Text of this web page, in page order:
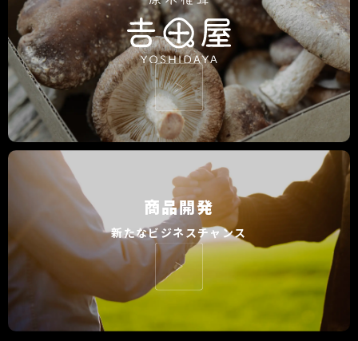
商品開発
新たなビジネスチャンス